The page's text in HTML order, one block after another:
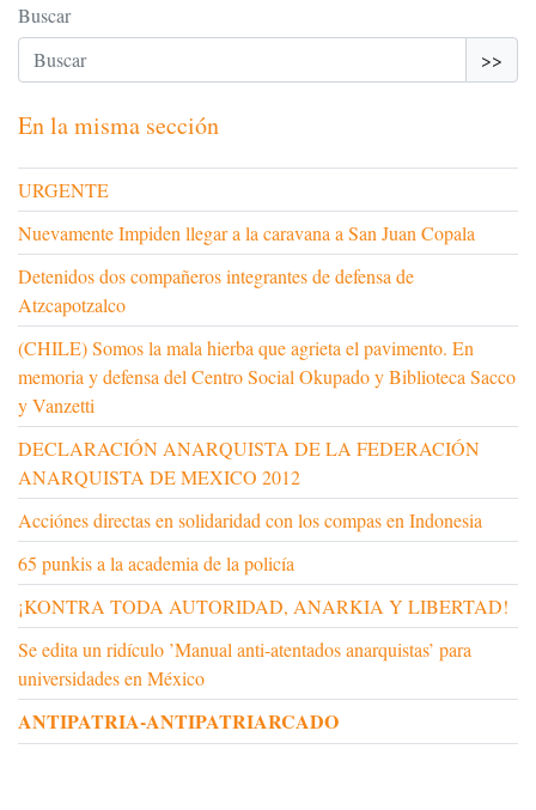
Buscar
>>
En la misma sección
URGENTE
Nuevamente Impiden llegar a la caravana a San Juan Copala
Detenidos dos compañeros integrantes de defensa de
Atzcapotzalco
(CHILE) Somos la mala hierba que agrieta el pavimento. En
memoria y defensa del Centro Social Okupado y Biblioteca Sacco
y Vanzetti
DECLARACIÓN ANARQUISTA DE LA FEDERACIÓN
ANARQUISTA DE MEXICO 2012
Acciónes directas en solidaridad con los compas en Indonesia
65 punkis a la academia de la policía
¡KONTRA TODA AUTORIDAD, ANARKIA Y LIBERTAD!
Se edita un ridículo ’Manual anti-atentados anarquistas’ para
universidades en México
ANTIPATRIA-ANTIPATRIARCADO